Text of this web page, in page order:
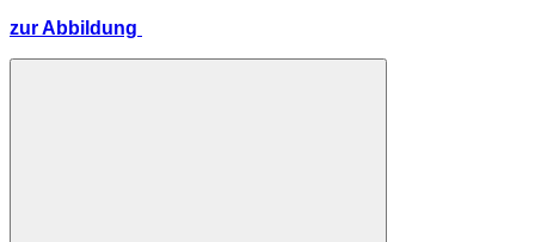
zur Abbildung